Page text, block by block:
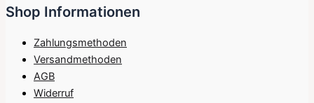
Shop Informationen
Zahlungsmethoden
Versandmethoden
AGB
Widerruf